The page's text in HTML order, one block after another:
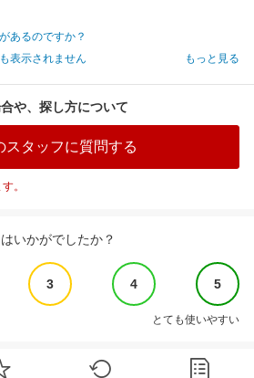
あるのですか？
表示されません
もっと見る
や、探し方について
スタッフに質問する
。
いかがでしたか？
3 4 5
とても使いやすい